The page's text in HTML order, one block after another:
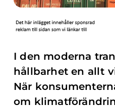
I den moderna
hållbarhet en allt
När
om